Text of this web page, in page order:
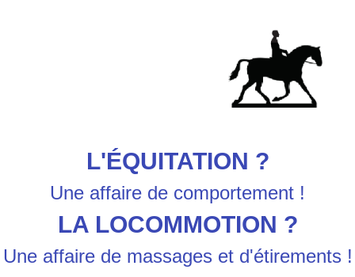
L'ÉQUITATION ?
Une affaire de comportement !
LA LOCOMMOTION ?
Une affaire de massages et d'étirements !